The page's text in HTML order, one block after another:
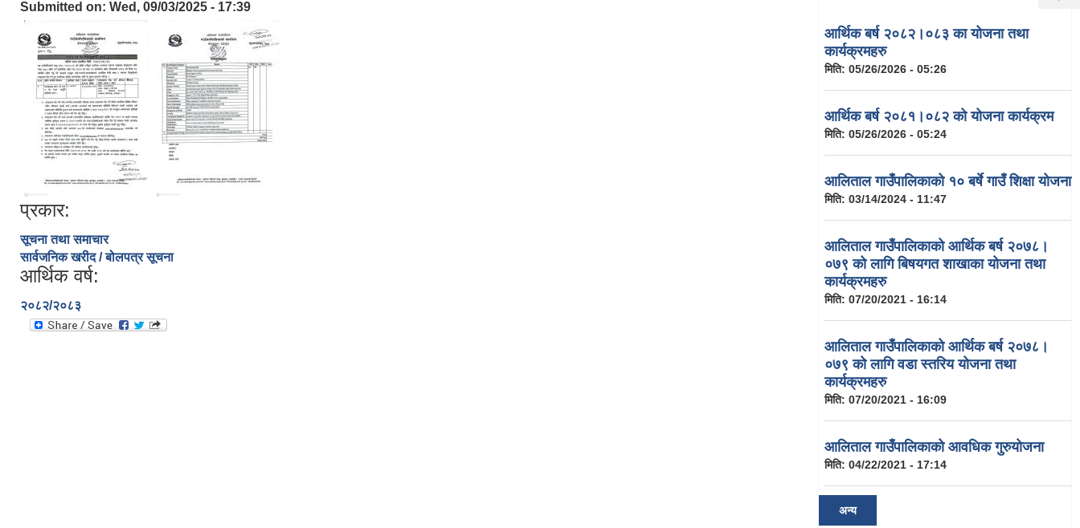
Submitted on: Wed, 09/03/2025 - 17:39
प्रकार:
सूचना तथा समाचार
सार्वजनिक खरीद / बोलपत्र सूचना
आर्थिक वर्ष:
२०८२/२०८३
आर्थिक बर्ष २०८२।०८३ का योजना तथा
कार्यक्रमहरु
मिति: 05/26/2026 - 05:26
आर्थिक बर्ष २०८१।०८२ को योजना कार्यक्रम
मिति: 05/26/2026 - 05:24
आलिताल गाउँपालिकाको १० बर्षे गाउँ शिक्षा योजना
मिति: 03/14/2024 - 11:47
आलिताल गाउँपालिकाको आर्थिक बर्ष २०७८।
०७९ को लागि बिषयगत शाखाका योजना तथा
कार्यक्रमहरु
मिति: 07/20/2021 - 16:14
आलिताल गाउँपालिकाको आर्थिक बर्ष २०७८।
०७९ को लागि वडा स्तरिय योजना तथा
कार्यक्रमहरु
मिति: 07/20/2021 - 16:09
आलिताल गाउँपालिकाको आवधिक गुरुयोजना
मिति: 04/22/2021 - 17:14
अन्य